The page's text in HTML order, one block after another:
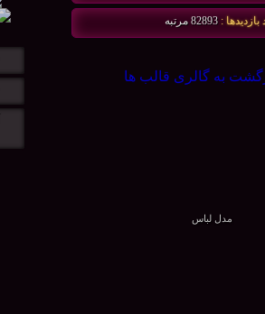
بازديدها : 82893 مرتبه
مدل لباس